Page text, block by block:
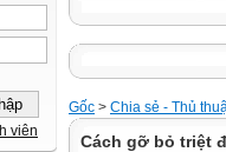
viên
Gốc > Chia sẻ - Thủ
Cách gỡ bỏ triệt